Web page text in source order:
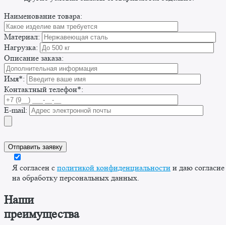
Наименование товара:
Материал:
Нагрузка:
Описание заказа:
Имя*:
Контактный телефон*:
E-mail:
Я согласен с политикой конфиденциальности и даю согласие
на обработку персональных данных.
Наши
преимущества